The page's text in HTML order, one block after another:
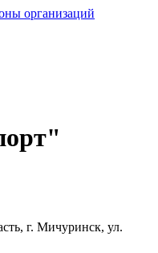
организаций
г. Мичуринск, ул.